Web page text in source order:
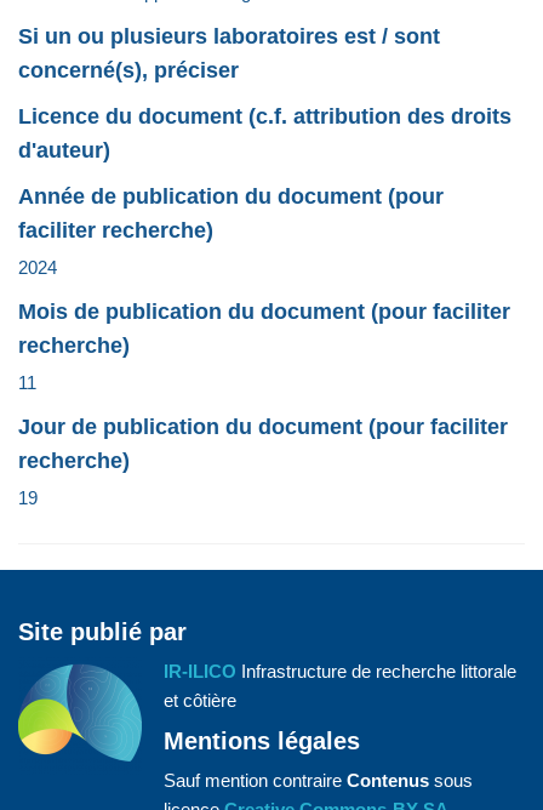
Si un ou plusieurs laboratoires est / sont
concerné(s), préciser
Licence du document (c.f. attribution des droits
d'auteur)
Année de publication du document (pour
faciliter recherche)
2024
Mois de publication du document (pour faciliter
recherche)
11
Jour de publication du document (pour faciliter
recherche)
19
Site publié par
IR-ILICO Infrastructure de recherche littorale
et côtière
Mentions légales
Sauf mention contraire Contenus sous